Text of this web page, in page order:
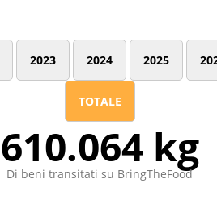
2023 2024 2025
TOTALE
610.064 kg
Di beni transitati su BringTheFood